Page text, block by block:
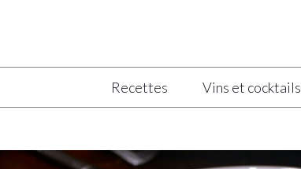
Recettes Vins et cocktails